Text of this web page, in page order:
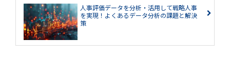
人事評価データを分析・活用して戦略人事
を実現！よくあるデータ分析の課題と解決
策